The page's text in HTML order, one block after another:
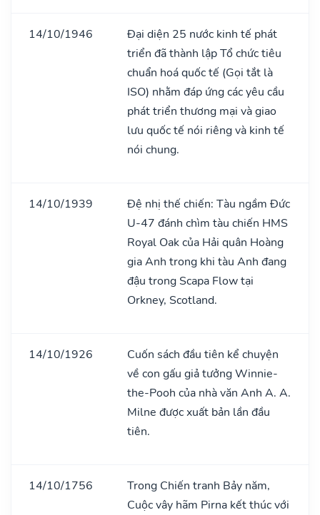
14/10/1946
Đại diện 25 nước kinh tế phát
triển đã thành lập Tổ chức tiêu
chuẩn hoá quốc tế (Gọi tắt là
ISO) nhằm đáp ứng các yêu cầu
phát triển thương mại và giao
lưu quốc tế nói riêng và kinh tế
nói chung.
14/10/1939
Đệ nhị thế chiến: Tàu ngầm Đức
U-47 đánh chìm tàu chiến HMS
Royal Oak của Hải quân Hoàng
gia Anh trong khi tàu Anh đang
đậu trong Scapa Flow tại
Orkney, Scotland.
14/10/1926
Cuốn sách đầu tiên kể chuyện
về con gấu giả tưởng Winnie-
the-Pooh của nhà văn Anh A. A.
Milne được xuất bản lần đầu
tiên.
14/10/1756
Trong Chiến tranh Bảy năm,
Cuộc vây hãm Pirna kết thúc với